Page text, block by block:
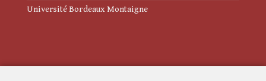
Université Bordeaux Montaigne